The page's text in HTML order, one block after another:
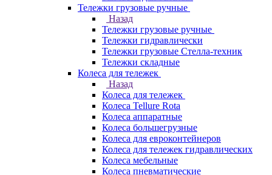
Тележки грузовые ручные
Назад
Тележки грузовые ручные
Тележки гидравлически
Тележки грузовые Стелла-техник
Тележки складные
Колеса для тележек
Назад
Колеса для тележек
Колеса Tellure Rota
Колеса аппаратные
Колеса большегрузные
Колеса для евроконтейнеров
Колеса для тележек гидравлических
Колеса мебельные
Колеса пневматические